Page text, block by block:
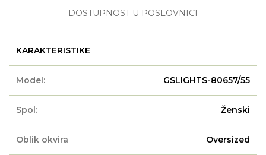
DOSTUPNOST U POSLOVNICI
KARAKTERISTIKE
Model: GSLIGHTS-80657/55
Spol: Ženski
Oblik okvira Oversized